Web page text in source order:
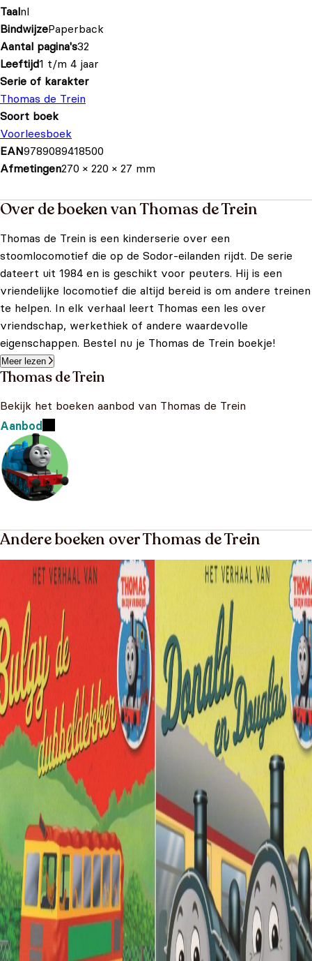
Taalnl
BindwijzePaperback
Aantal pagina's32
Leeftijd1 t/m 4 jaar
Serie of karakter
Thomas de Trein
Soort boek
Voorleesboek
EAN9789089418500
Afmetingen270 × 220 × 27 mm
Over de boeken van Thomas de Trein
Thomas de Trein is een kinderserie over een
stoomlocomotief die op de Sodor-eilanden rijdt. De serie
dateert uit 1984 en is geschikt voor peuters. Hij is een
vriendelijke locomotief die altijd bereid is om andere treinen
te helpen. In elk verhaal leert Thomas een les over
vriendschap, werkethiek of andere waardevolle
eigenschappen. Bestel nu je Thomas de Trein boekje!
Meer lezen
Thomas de Trein
Bekijk het boeken aanbod van Thomas de Trein
Aanbod
Andere boeken over Thomas de Trein